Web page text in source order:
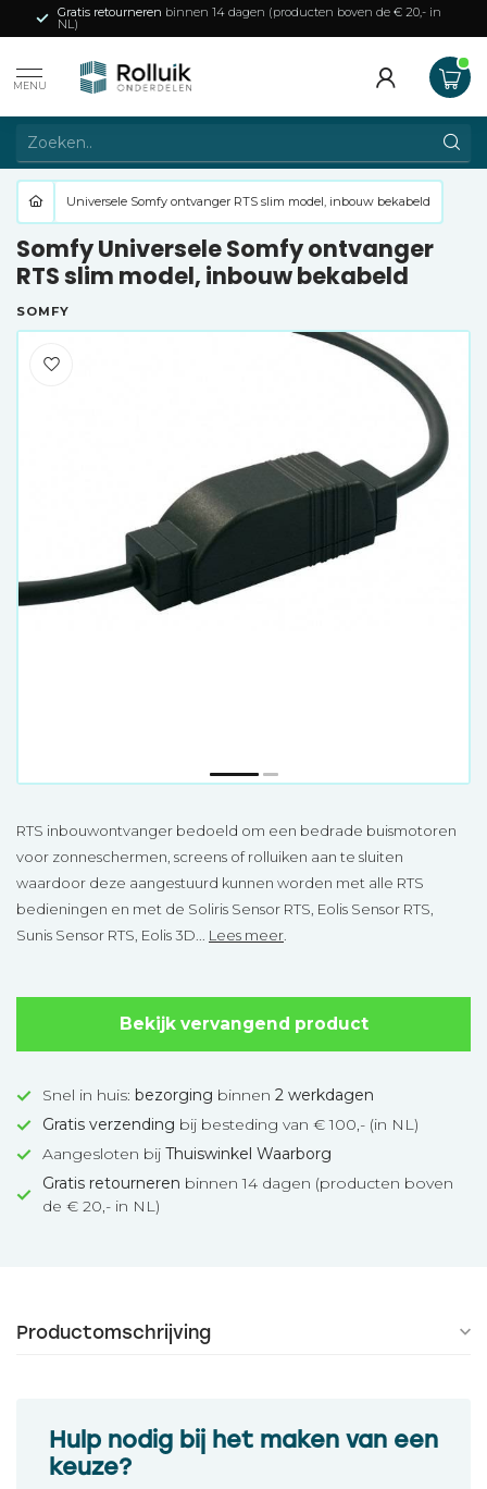
Gratis retourneren binnen 14 dagen (producten boven de € 20,- in
NL)
MENU
Universele Somfy ontvanger RTS slim model, inbouw bekabeld
Somfy Universele Somfy ontvanger
RTS slim model, inbouw bekabeld
SOMFY
RTS inbouwontvanger bedoeld om een bedrade buismotoren
voor zonneschermen, screens of rolluiken aan te sluiten
waardoor deze aangestuurd kunnen worden met alle RTS
bedieningen en met de Soliris Sensor RTS, Eolis Sensor RTS,
Sunis Sensor RTS, Eolis 3D... Lees meer
Bekijk vervangend product
Snel in huis: bezorging binnen 2 werkdagen
Gratis verzending bij besteding van € 100,- (in NL)
Aangesloten bij Thuiswinkel Waarborg
Gratis retourneren binnen 14 dagen (producten boven
de € 20,- in NL)
Productomschrijving
Hulp nodig bij het maken van een
keuze?